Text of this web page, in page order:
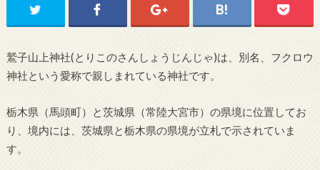
鷲子山上神社(とりこのさんしょうじんじゃ)は、別名、フクロウ
神社という愛称で親しまれている神社です。
栃木県（馬頭町）と茨城県（常陸大宮市）の県境に位置してお
り、境内には、茨城県と栃木県の県境が立札で示されていま
す。